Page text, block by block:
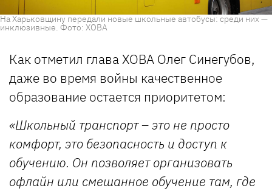
На Харьковщину передали новые школьные автобусы: среди них —
инклюзивные. Фото: ХОВА
Как отметил глава ХОВА Олег Синегубов,
даже во время войны качественное
образование остается приоритетом:
«Школьный транспорт – это не просто
комфорт, это безопасность и доступ к
обучению. Он позволяет организовать
офлайн или смешанное обучение там, где